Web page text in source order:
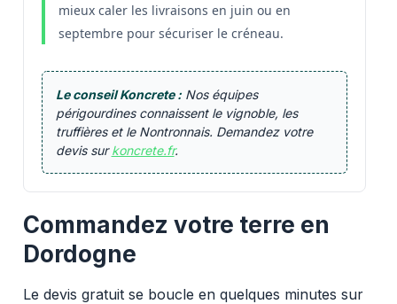
mieux caler les livraisons en juin ou en
septembre pour sécuriser le créneau.
Le conseil Koncrete :Nos équipes
périgourdines connaissent le vignoble, les
truffières et le Nontronnais. Demandez votre
devis surkoncrete.fr.
Commandez votre terre en
Dordogne
Le devis gratuit se boucle en quelques minutes sur